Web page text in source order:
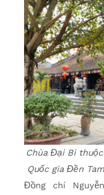
Chùa Đại Bi
Quốc gia Đền
Đồng chí